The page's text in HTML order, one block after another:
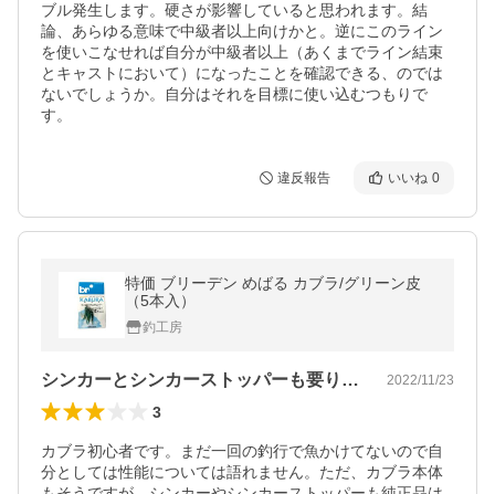
ブル発生します。硬さが影響していると思われます。結
論、あらゆる意味で中級者以上向けかと。逆にこのライン
を使いこなせれば自分が中級者以上（あくまでライン結束
とキャストにおいて）になったことを確認できる、のでは
ないでしょうか。自分はそれを目標に使い込むつもりで
す。
違反報告 いいね 0
特価 ブリーデン めばる カブラ/グリーン皮
（5本入）
釣工房
シンカーとシンカーストッパーも要りますよ 2022/11/23
3
カブラ初心者です。まだ一回の釣行で魚かけてないので自
分としては性能については語れません。ただ、カブラ本体